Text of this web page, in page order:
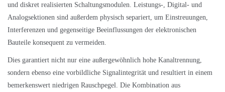
und diskret realisierten Schaltungsmodulen. Leistungs-, Digital- und
Analogsektionen sind außerdem physisch separiert, um Einstreuungen,
Interferenzen und gegenseitige Beeinflussungen der elektronischen
Bauteile konsequent zu vermeiden.
Dies garantiert nicht nur eine außergewöhnlich hohe Kanaltrennung,
sondern ebenso eine vorbildliche Signalintegrität und resultiert in einem
bemerkenswert niedrigen Rauschpegel. Die Kombination aus